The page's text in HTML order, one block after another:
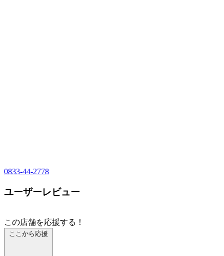
0833-44-2778
ユーザーレビュー
この店舗を応援する！
ここから応援